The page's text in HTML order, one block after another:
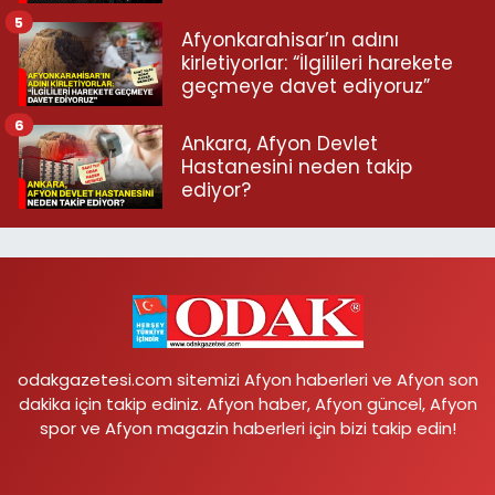
Afyonkarahisar’ın adını
kirletiyorlar: “İlgilileri harekete
geçmeye davet ediyoruz”
5
Ankara, Afyon Devlet
Hastanesini neden takip
ediyor?
6
odakgazetesi.com sitemizi Afyon haberleri ve Afyon son
dakika için takip ediniz. Afyon haber, Afyon güncel, Afyon
spor ve Afyon magazin haberleri için bizi takip edin!